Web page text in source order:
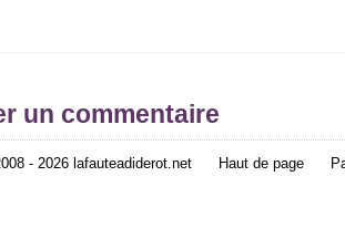
un commentaire
- 2026 lafauteadiderot.net Haut de page